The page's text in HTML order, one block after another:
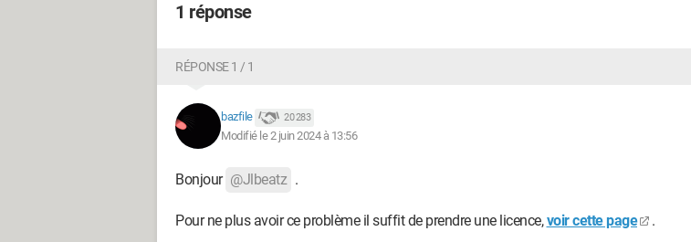
1 réponse
RÉPONSE 1 / 1
bazfile 20 283
Modifié le 2 juin 2024 à 13:56
Bonjour @Jlbeatz .
Pour ne plus avoir ce problème il suffit de prendre une licence,voir cette page .